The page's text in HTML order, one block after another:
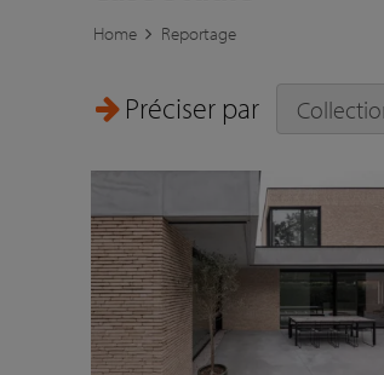
Home Reportage
Préciser par